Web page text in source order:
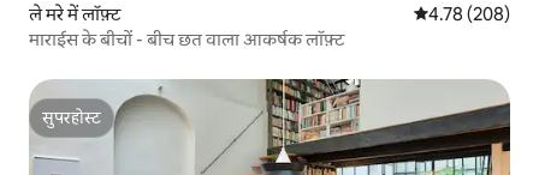
ले मरे में लॉफ़्ट औसत रेटिंग 5 में से
4.78 (208)
माराईस के बीचों - बीच छत वाला आकर्षक लॉफ़्ट
सुपरहोस्ट
सुपरहोस्ट